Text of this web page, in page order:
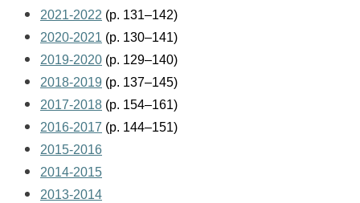
2021-2022 (p. 131–142)
2020-2021 (p. 130–141)
2019-2020 (p. 129–140)
2018-2019 (p. 137–145)
2017-2018 (p. 154–161)
2016-2017 (p. 144–151)
2015-2016
2014-2015
2013-2014